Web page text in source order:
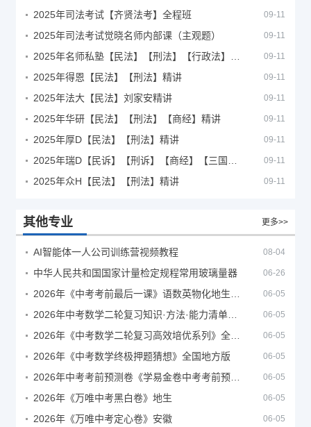
2025年司法考试【齐贤法考】全程班 09-11
2025年司法考试觉晓名师内部课（主观题） 09-11
09-11
2025年得恩【民法】【刑法】精讲 09-11
2025年法大【民法】刘家安精讲 09-11
2025年华研【民法】【刑法】【商经】精讲 09-11
2025年厚D【民法】【刑法】精讲 09-11
09-11
2025年众H【民法】【刑法】精讲 09-11
其他专业 更多>>
AI智能体一人公司训练营视频教程 08-04
中华人民共和国国家计量检定规程常用玻璃量器 06-26
06-05
06-05
06-05
2026年《中考数学终极押题猜想》全国地方版 06-05
06-05
2026年《万唯中考黑白卷》地生 06-05
2026年《万唯中考定心卷》安徽 06-05